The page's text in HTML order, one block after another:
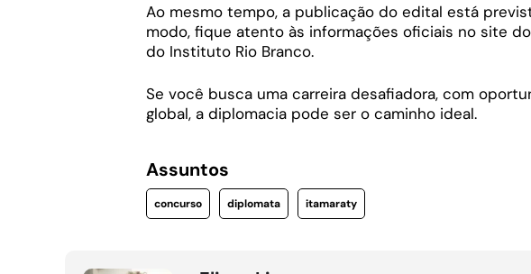
Ao mesmo tempo, a publicação do edital está
modo, fique atento às informações oficiais no site
do Instituto Rio Branco.
Se você busca uma carreira desafiadora, com
global, a diplomacia pode ser o caminho ideal.
Assuntos
concurso diplomata itamaraty